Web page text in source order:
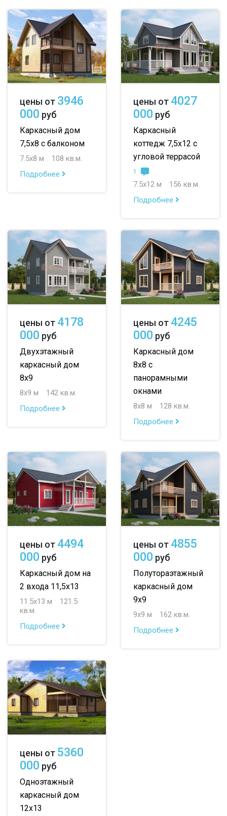
цены от 3946
000 руб
Каркасный дом
7,5х8 с балконом
7.5х8 м
108 кв.м.
Подробнее
цены от 4027
000 руб
Каркасный
коттедж 7,5х12 с
угловой террасой
1
7.5х12 м
156 кв.м.
Подробнее
цены от 4178
000 руб
Двухэтажный
каркасный дом
8х9
8х9 м
142 кв.м.
Подробнее
цены от 4245
000 руб
Каркасный дом
8х8 с
панорамными
окнами
8х8 м
128 кв.м.
Подробнее
цены от 4494
000 руб
Каркасный дом на
2 входа 11,5х13
11.5х13 м
121.5
кв.м.
Подробнее
цены от 4855
000 руб
Полутораэтажный
каркасный дом
9х9
9х9 м
162 кв.м.
Подробнее
цены от 5360
000 руб
Одноэтажный
каркасный дом
12х13